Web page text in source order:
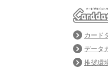
カード
データ
推奨環